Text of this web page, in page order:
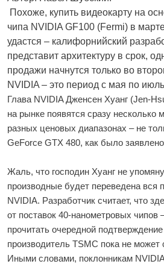
Похоже, купить видеокарту на
чипа NVIDIA GF100 (Fermi) в
удастся – калифорнийский
представит архитектуру в срок,
продажи начнутся только во
NVIDIA – это период с мая по
Глава NVIDIA Дженсен Хуанг (Jen-
на рынке появятся сразу несколько
разных ценовых диапазонах – не
GeForce GTX 480, как было
Жаль, что господин Хуанг не
производные будет переведена вся
NVIDIA. Разработчик считает, что
от поставок 40-нанометровых чипов
прочитать очередной
производитель TSMC пока не может
Иными словами, поклонникам